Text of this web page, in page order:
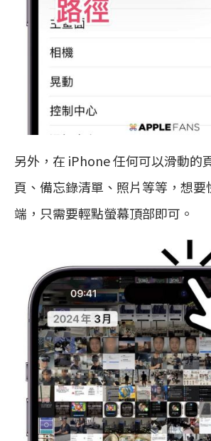
另外，在 iPhone 任何可以滑動的
頁、備忘錄清單、照片等等，想
端，只需要輕點螢幕頂部即可。